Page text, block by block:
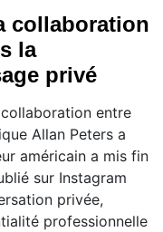
collaboration
la
privé
entre
Allan Peters a
américain a mis fin
sur Instagram
privée,
professionnelle